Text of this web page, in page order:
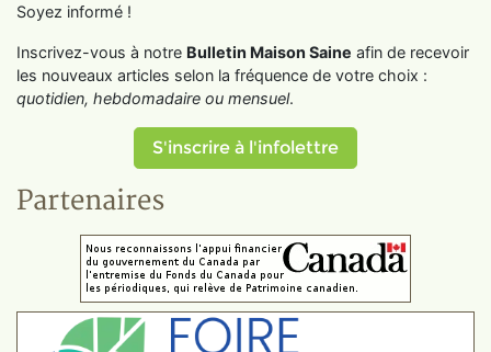
Soyez informé !
Inscrivez-vous à notre Bulletin Maison Saine afin de recevoir
les nouveaux articles selon la fréquence de votre choix :
quotidien, hebdomadaire ou mensuel.
S'inscrire à l'infolettre
Partenaires